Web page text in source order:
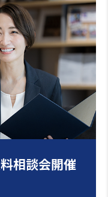
相談会開催